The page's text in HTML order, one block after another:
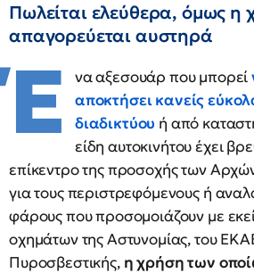
Πωλείται ελεύθερα, όμως η
απαγορεύεται αυστηρά
Έ να αξεσουάρ που μπορεί
αποκτήσει κανείς
διαδικτύου ή από
είδη αυτοκινήτου έχει
επίκεντρο της προσοχής των
για τους περιστρεφόμενους ή
φάρους που προσομοιάζουν με
οχημάτων της Αστυνομίας, του
Πυροσβεστικής, η χρήση των